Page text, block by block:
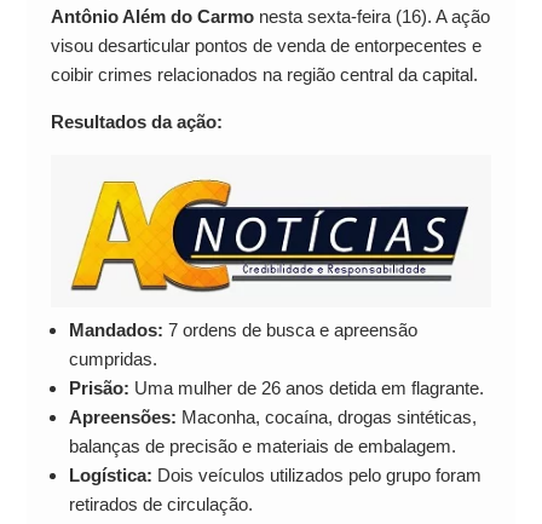
Antônio Além do Carmonesta sexta-feira (16). A ação
visou desarticular pontos de venda de entorpecentes e
coibir crimes relacionados na região central da capital.
Resultados da ação:
Mandados: 7 ordens de busca e apreensão
cumpridas.
Prisão: Uma mulher de 26 anos detida em flagrante.
Apreensões: Maconha, cocaína, drogas sintéticas,
balanças de precisão e materiais de embalagem.
Logística: Dois veículos utilizados pelo grupo foram
retirados de circulação.